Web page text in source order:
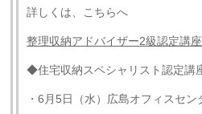
詳しくは、こちらへ
整理収納アドバイザー2級認定講座
◆住宅収納スペシャリスト認定講
・6月5日（水）広島オフィスセン